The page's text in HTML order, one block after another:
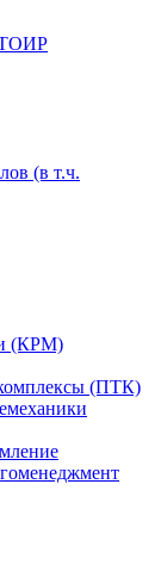
ТОИР
(в т.ч.
(КРМ)
(ПТК)